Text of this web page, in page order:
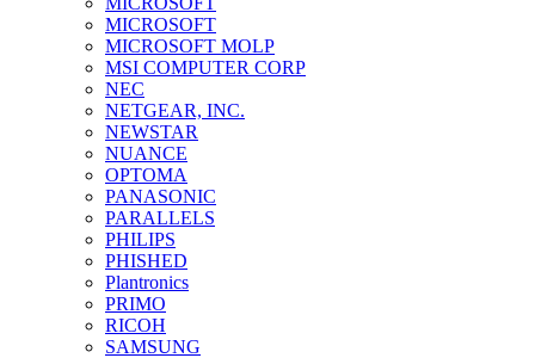
MICROSOFT
MICROSOFT MOLP
MSI COMPUTER CORP
NEC
NETGEAR, INC.
NEWSTAR
NUANCE
OPTOMA
PANASONIC
PARALLELS
PHILIPS
PHISHED
Plantronics
PRIMO
RICOH
SAMSUNG